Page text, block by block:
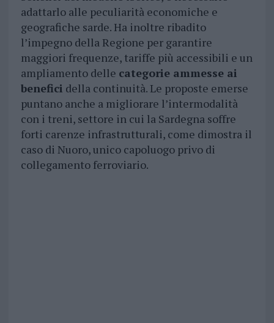
adattarlo alle peculiarità economiche e
geografiche sarde. Ha inoltre ribadito
l’impegno della Regione per garantire
maggiori frequenze, tariffe più accessibili e un
ampliamento delle categorie ammesse ai
benefici della continuità. Le proposte emerse
puntano anche a migliorare l’intermodalità
con i treni, settore in cui la Sardegna soffre
forti carenze infrastrutturali, come dimostra il
caso di Nuoro, unico capoluogo privo di
collegamento ferroviario.